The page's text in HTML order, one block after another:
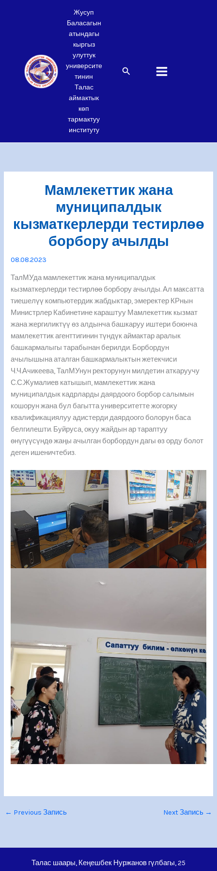
Жусуп
Баласагын
атындагы
кыргыз
улуттук
университе
тинин
Талас
аймактык
көп
тармактуу
институту
Search
Мамлекеттик жана
муниципалдык
кызматкерлерди тестирлөө
борбору ачылды
08.08.2023
ТалМУда мамлекеттик жана муниципалдык
кызматкерлерди тестирлөө борбору ачылды. Ал максатта
тиешелүү компьютердик жабдыктар, эмеректер КРнын
Министрлер Кабинетине караштуу Мамлекеттик кызмат
жана жергиликтүү өз алдынча башкаруу иштери боюнча
мамлекеттик агенттигинин түндүк аймактар аралык
башкармалыгы тарабынан берилди. Борбордун
ачылышына аталган башкармалыктын жетекчиси
Ч.Ч.Ачикеева, ТалМУнун ректорунун милдетин аткаруучу
С.С.Жумалиев катышып, мамлекеттик жана
муниципалдык кадрларды даярдоого борбор салымын
кошорун жана бул багытта университетте жогорку
квалификациялуу адистерди даярдоого болорун баса
белгилешти. Буйруса, окуу жайдын ар тараптуу
өнүгүүсүндө жаңы ачылган борбордун дагы өз орду болот
деген ишеничтебиз.
← Previous Запись Next Запись →
Талас шаары, Кеңешбек Нуржанов гүлбагы, 25